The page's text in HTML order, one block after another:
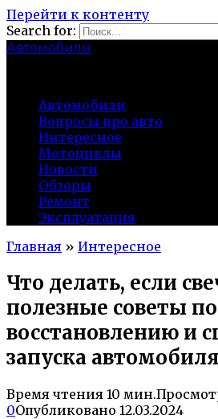
Перейти к контенту
Search for:
Автомобили
Автомобили
Вопросы про авто
Интересное
Мотоциклы
Новости
Обзоры
Ремонт
Эксплуатация
Главная » Интересное
Что делать, если
полезные советы по
восстановлению и
запуска автомобиля
Время чтения 10 мин.
0Опубликовано 12.03.2024